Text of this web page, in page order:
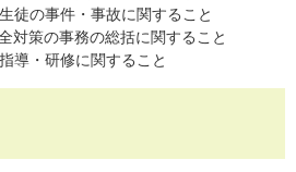
徒の事件・事故に関すること
策の事務の総括に関すること
導・研修に関すること